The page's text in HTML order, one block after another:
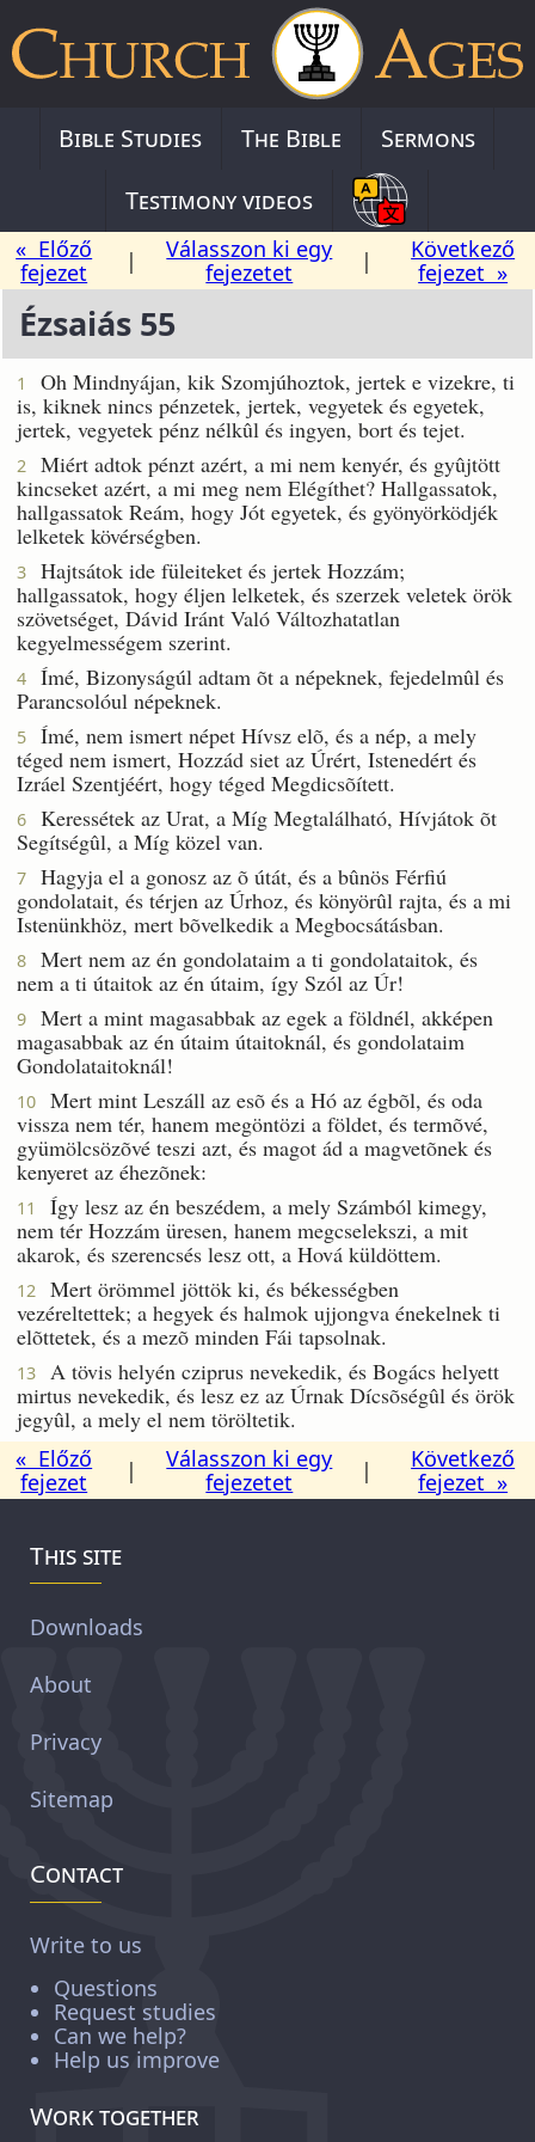
Bible Studies The Bible
Sermons
Testimony videos
« Előző
fejezet
|
Válasszon ki egy
fejezetet
|
Következő
fejezet »
Ézsaiás 55
1
Oh Mindnyájan, kik Szomjúhoztok, jertek e vizekre, ti
is, kiknek nincs pénzetek, jertek, vegyetek és egyetek,
jertek, vegyetek pénz nélkûl és ingyen, bort és tejet.
2
Miért adtok pénzt azért, a mi nem kenyér, és gyûjtött
kincseket azért, a mi meg nem Elégíthet? Hallgassatok,
hallgassatok Reám, hogy Jót egyetek, és gyönyörködjék
lelketek kövérségben.
3
Hajtsátok ide füleiteket és jertek Hozzám;
hallgassatok, hogy éljen lelketek, és szerzek veletek örök
szövetséget, Dávid Iránt Való Változhatatlan
kegyelmességem szerint.
4
Ímé, Bizonyságúl adtam õt a népeknek, fejedelmûl és
Parancsolóul népeknek.
5
Ímé, nem ismert népet Hívsz elõ, és a nép, a mely
téged nem ismert, Hozzád siet az Úrért, Istenedért és
Izráel Szentjéért, hogy téged Megdicsõített.
6
Keressétek az Urat, a Míg Megtalálható, Hívjátok õt
Segítségûl, a Míg közel van.
7
Hagyja el a gonosz az õ útát, és a bûnös Férfiú
gondolatait, és térjen az Úrhoz, és könyörûl rajta, és a mi
Istenünkhöz, mert bõvelkedik a Megbocsátásban.
8
Mert nem az én gondolataim a ti gondolataitok, és
nem a ti útaitok az én útaim, így Szól az Úr!
9
Mert a mint magasabbak az egek a földnél, akképen
magasabbak az én útaim útaitoknál, és gondolataim
Gondolataitoknál!
10
Mert mint Leszáll az esõ és a Hó az égbõl, és oda
vissza nem tér, hanem megöntözi a földet, és termõvé,
gyümölcsözõvé teszi azt, és magot ád a magvetõnek és
kenyeret az éhezõnek:
11
Így lesz az én beszédem, a mely Számból kimegy,
nem tér Hozzám üresen, hanem megcselekszi, a mit
akarok, és szerencsés lesz ott, a Hová küldöttem.
12
Mert örömmel jöttök ki, és békességben
vezéreltettek; a hegyek és halmok ujjongva énekelnek ti
elõttetek, és a mezõ minden Fái tapsolnak.
13
A tövis helyén cziprus nevekedik, és Bogács helyett
mirtus nevekedik, és lesz ez az Úrnak Dícsõségûl és örök
jegyûl, a mely el nem töröltetik.
« Előző
fejezet
|
Válasszon ki egy
fejezetet
|
Következő
fejezet »
This site
Downloads
About
Privacy
Sitemap
Contact
Write to us
Questions
Request studies
Can we help?
Help us improve
Work together